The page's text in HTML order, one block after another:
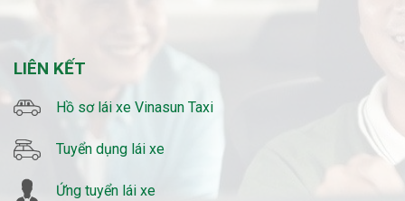
LIÊN KẾT
Hồ sơ lái xe Vinasun Taxi
Tuyển dụng lái xe
Ứng tuyển lái xe